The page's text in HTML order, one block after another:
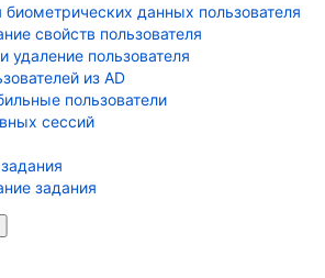
биометрических данных пользователя
свойств пользователя
удаление пользователя
из AD
пользователи
сессий
задания